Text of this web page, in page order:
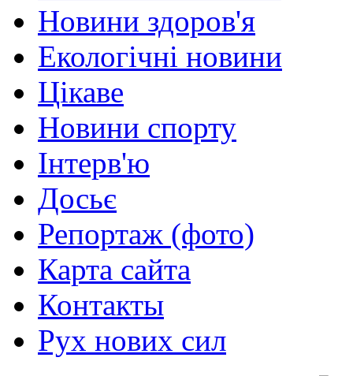
Новини здоров'я
Екологічні новини
Цікаве
Новини спорту
Інтерв'ю
Досьє
Репортаж (фото)
Карта сайта
Контакты
Рух нових сил